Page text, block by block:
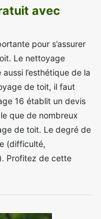
avec
pour s’assurer
Le nettoyage
l’esthétique de la
de toit, il faut
16 établit un devis
que de nombreux
de toit. Le degré de
(difficulté,
Profitez de cette